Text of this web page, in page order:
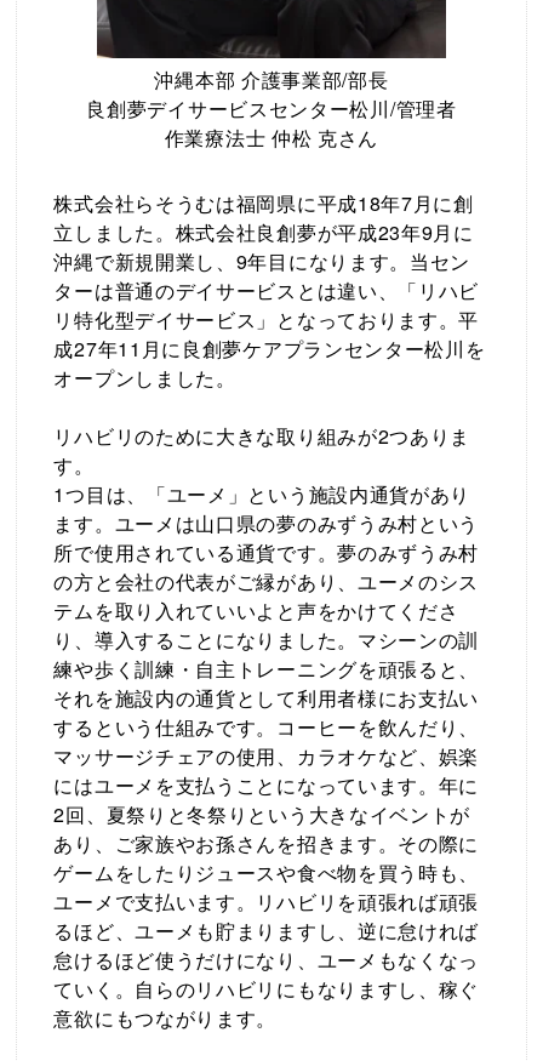
沖縄本部 介護事業部/部長
良創夢デイサービスセンター松川/管理者
作業療法士 仲松 克さん
株式会社らそうむは福岡県に平成18年7月に創
立しました。株式会社良創夢が平成23年9月に
沖縄で新規開業し、9年目になります。当セン
ターは普通のデイサービスとは違い、「リハビ
リ特化型デイサービス」となっております。平
成27年11月に良創夢ケアプランセンター松川を
オープンしました。
リハビリのために大きな取り組みが2つありま
す。
1つ目は、「ユーメ」という施設内通貨があり
ます。ユーメは山口県の夢のみずうみ村という
所で使用されている通貨です。夢のみずうみ村
の方と会社の代表がご縁があり、ユーメのシス
テムを取り入れていいよと声をかけてくださ
り、導入することになりました。マシーンの訓
練や歩く訓練・自主トレーニングを頑張ると、
それを施設内の通貨として利用者様にお支払い
するという仕組みです。コーヒーを飲んだり、
マッサージチェアの使用、カラオケなど、娯楽
にはユーメを支払うことになっています。年に
2回、夏祭りと冬祭りという大きなイベントが
あり、ご家族やお孫さんを招きます。その際に
ゲームをしたりジュースや食べ物を買う時も、
ユーメで支払います。リハビリを頑張れば頑張
るほど、ユーメも貯まりますし、逆に怠ければ
怠けるほど使うだけになり、ユーメもなくなっ
ていく。自らのリハビリにもなりますし、稼ぐ
意欲にもつながります。